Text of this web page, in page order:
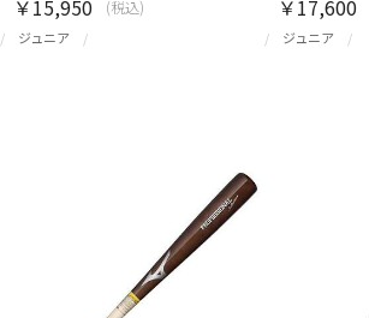
ジュニア
￥15,950 (税込)
ジュニア
￥17,600